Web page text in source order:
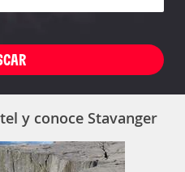
y conoce Stavanger